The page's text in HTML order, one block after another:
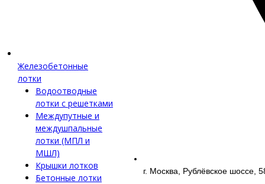
Железобетонные
лотки
Водоотводные
лотки с решетками
Междупутные и
междушпальные
лотки (МПЛ и
МШЛ)
Крышки лотков
Бетонные лотки
г. Москва, Рублёвское шоссе,